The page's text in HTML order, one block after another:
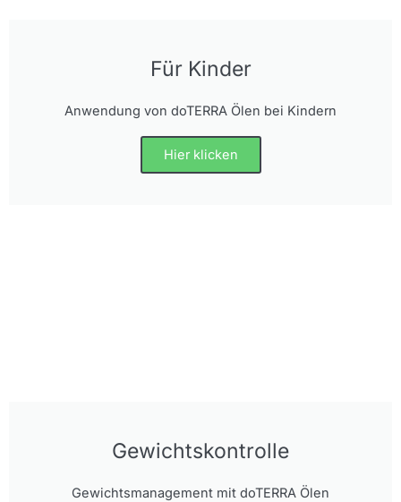
Für Kinder
Anwendung von doTERRA Ölen bei Kindern
Hier klicken
Gewichtskontrolle
Gewichtsmanagement mit doTERRA Ölen